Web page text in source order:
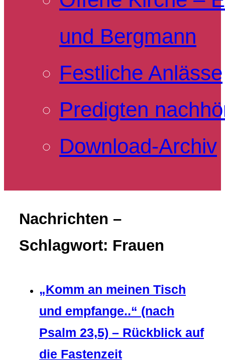
und Bergmann
Festliche Anlässe
Predigten
Download-Archiv
Nachrichten –
Schlagwort: Frauen
„Komm an meinen Tisch
und empfange..“ (nach
Psalm 23,5) – Rückblick auf
die Fastenzeit